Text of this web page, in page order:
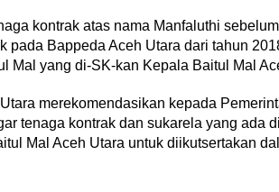
kontrak atas nama Manfaluthi
pada Bappeda Aceh Utara dari tahun
Mal yang di-SK-kan Kepala Baitul Mal
merekomendasikan kepada
tenaga kontrak dan sukarela yang ada
Mal Aceh Utara untuk diikutsertakan